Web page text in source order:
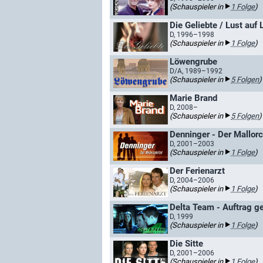
(Schauspieler in 1 Folge)
Die Geliebte / Lust auf
D, 1996–1998
(Schauspieler in 1 Folge)
Löwengrube
D/A, 1989–1992
(Schauspieler in 5 Folgen)
Marie Brand
D, 2008–
(Schauspieler in 5 Folgen)
Denninger - Der
D, 2001–2003
(Schauspieler in 1 Folge)
Der Ferienarzt
D, 2004–2006
(Schauspieler in 1 Folge)
Delta Team - Auftrag
D, 1999
(Schauspieler in 1 Folge)
Die Sitte
D, 2001–2006